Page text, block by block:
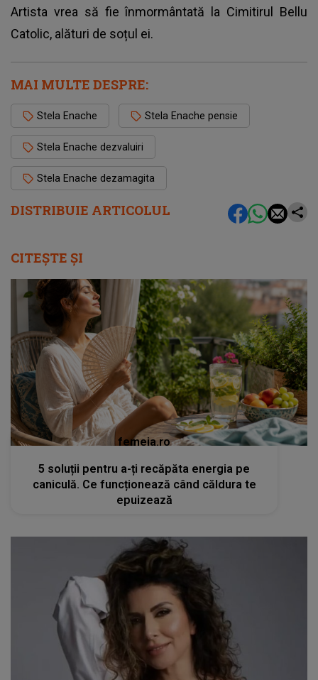
DISTRIBUIE ARTICOLUL
Artista vrea să fie înmormântată la Cimitirul Bellu
Catolic, alături de soțul ei.
MAI MULTE DESPRE:
Stela Enache Stela Enache pensie
Stela Enache dezvaluiri
Stela Enache dezamagita
CITEȘTE ȘI
femeia.ro
5 soluții pentru a-ți recăpăta energia pe
caniculă. Ce funcționează când căldura te
epuizează